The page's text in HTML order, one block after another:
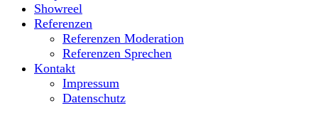
Showreel
Referenzen
Referenzen Moderation
Referenzen Sprechen
Kontakt
Impressum
Datenschutz